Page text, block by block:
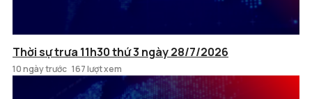
Thời sự trưa 11h30 thứ 3 ngày 28/7/2026
10 ngày trước 167 lượt xem